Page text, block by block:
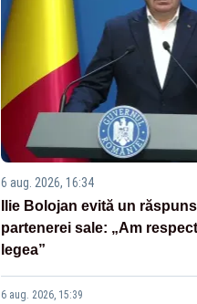
6 aug. 2026, 16:34
Ilie Bolojan evită un
partenerei sale: „Am
legea”
6 aug. 2026, 15:39